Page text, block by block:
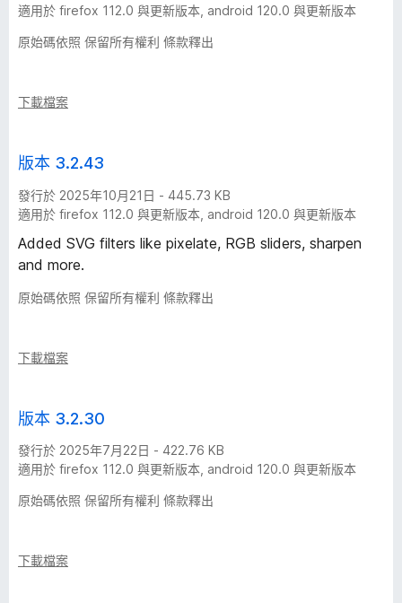
適用於 firefox 112.0 與更新版本, android 120.0 與更新版本
原始碼依照 保留所有權利 條款釋出
下載檔案
版本 3.2.43
發行於 2025年10月21日 - 445.73 KB
適用於 firefox 112.0 與更新版本, android 120.0 與更新版本
Added SVG filters like pixelate, RGB sliders, sharpen
and more.
原始碼依照 保留所有權利 條款釋出
下載檔案
版本 3.2.30
發行於 2025年7月22日 - 422.76 KB
適用於 firefox 112.0 與更新版本, android 120.0 與更新版本
原始碼依照 保留所有權利 條款釋出
下載檔案